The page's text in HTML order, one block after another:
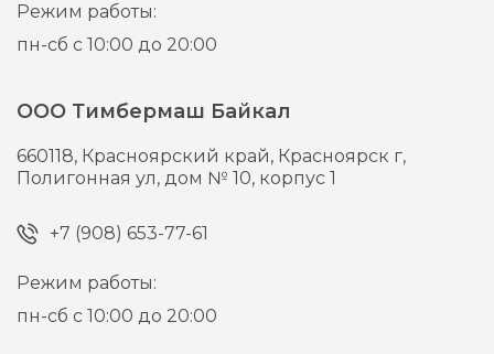
Режим работы:
пн-сб с 10:00 до 20:00
ООО Тимбермаш Байкал
660118, Красноярский край, Красноярск г,
Полигонная ул, дом № 10, корпус 1
+7 (908) 653-77-61
Режим работы:
пн-сб с 10:00 до 20:00